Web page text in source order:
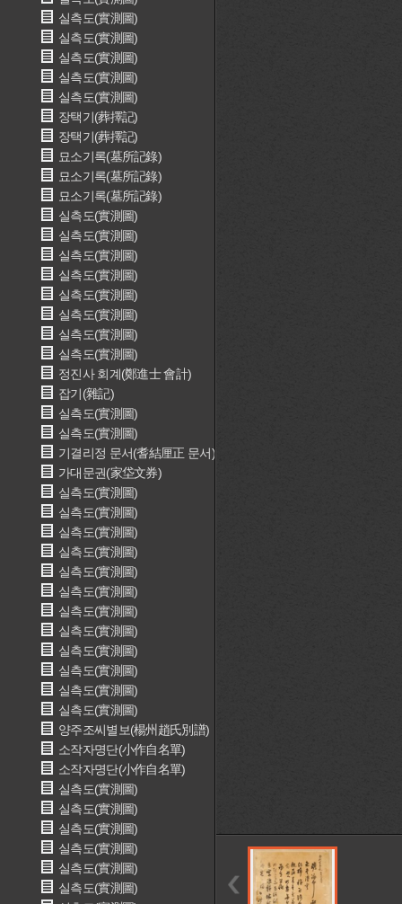
실측도(實測圖)
실측도(實測圖)
실측도(實測圖)
실측도(實測圖)
실측도(實測圖)
장택기(葬擇記)
장택기(葬擇記)
묘소기록(墓所記錄)
묘소기록(墓所記錄)
묘소기록(墓所記錄)
실측도(實測圖)
실측도(實測圖)
실측도(實測圖)
실측도(實測圖)
실측도(實測圖)
실측도(實測圖)
실측도(實測圖)
실측도(實測圖)
정진사 회계(鄭進士 會計)
잡기(雜記)
실측도(實測圖)
실측도(實測圖)
기결리정 문서(耆結厘正 문서)
가대문권(家垈文券)
실측도(實測圖)
실측도(實測圖)
실측도(實測圖)
실측도(實測圖)
실측도(實測圖)
실측도(實測圖)
실측도(實測圖)
실측도(實測圖)
실측도(實測圖)
실측도(實測圖)
실측도(實測圖)
실측도(實測圖)
양주조씨별보(楊州趙氏別譜)
소작자명단(小作自名單)
소작자명단(小作自名單)
실측도(實測圖)
실측도(實測圖)
실측도(實測圖)
실측도(實測圖)
실측도(實測圖)
실측도(實測圖)